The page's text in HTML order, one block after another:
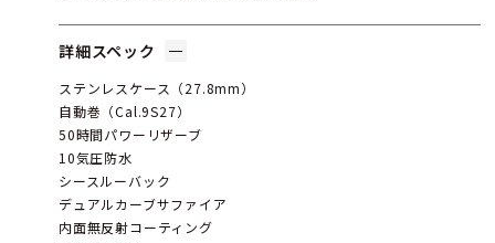
詳細スペック
ステンレスケース（27.8mm）
自動巻（Cal.9S27）
50時間パワーリザーブ
10気圧防水
シースルーバック
デュアルカーブサファイア
内面無反射コーティング